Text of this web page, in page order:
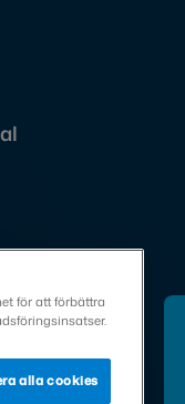
för att förbättra
alla cookies